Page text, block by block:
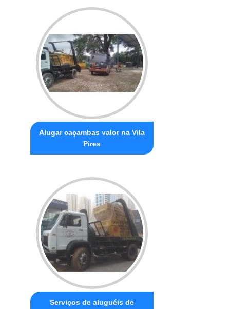
Alugar caçambas valor na Vila
Pires
Serviços de aluguéis de